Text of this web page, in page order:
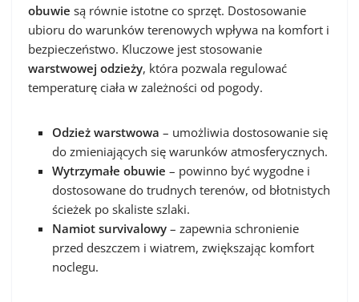
obuwie są równie istotne co sprzęt. Dostosowanie
ubioru do warunków terenowych wpływa na komfort i
bezpieczeństwo. Kluczowe jest stosowanie
warstwowej odzieży, która pozwala regulować
temperaturę ciała w zależności od pogody.
Odzież warstwowa – umożliwia dostosowanie się
do zmieniających się warunków atmosferycznych.
Wytrzymałe obuwie – powinno być wygodne i
dostosowane do trudnych terenów, od błotnistych
ścieżek po skaliste szlaki.
Namiot survivalowy – zapewnia schronienie
przed deszczem i wiatrem, zwiększając komfort
noclegu.